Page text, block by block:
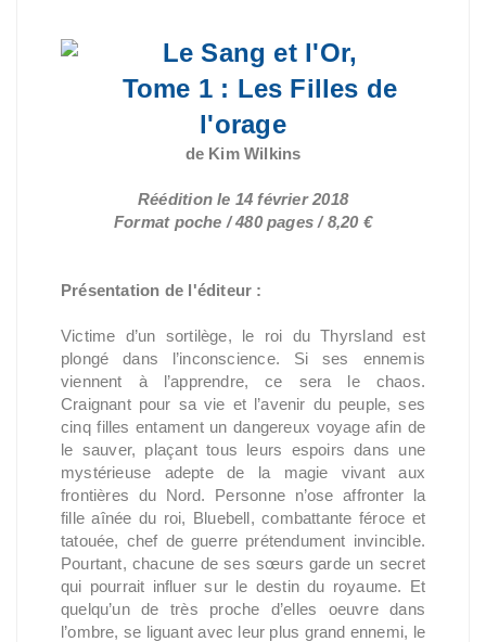
Le Sang et l'Or,
Tome 1 : Les Filles de
l'orage
de Kim Wilkins
Réédition le 14 février 2018
Format poche / 480 pages / 8,20 €
Présentation de l'éditeur :
Victime d’un sortilège, le roi du Thyrsland est
plongé dans l’inconscience. Si ses ennemis
viennent à l’apprendre, ce sera le chaos.
Craignant pour sa vie et l’avenir du peuple, ses
cinq filles entament un dangereux voyage afin de
le sauver, plaçant tous leurs espoirs dans une
mystérieuse adepte de la magie vivant aux
frontières du Nord. Personne n’ose affronter la
fille aînée du roi, Bluebell, combattante féroce et
tatouée, chef de guerre prétendument invincible.
Pourtant, chacune de ses sœurs garde un secret
qui pourrait influer sur le destin du royaume. Et
quelqu’un de très proche d’elles oeuvre dans
l’ombre, se liguant avec leur plus grand ennemi, le